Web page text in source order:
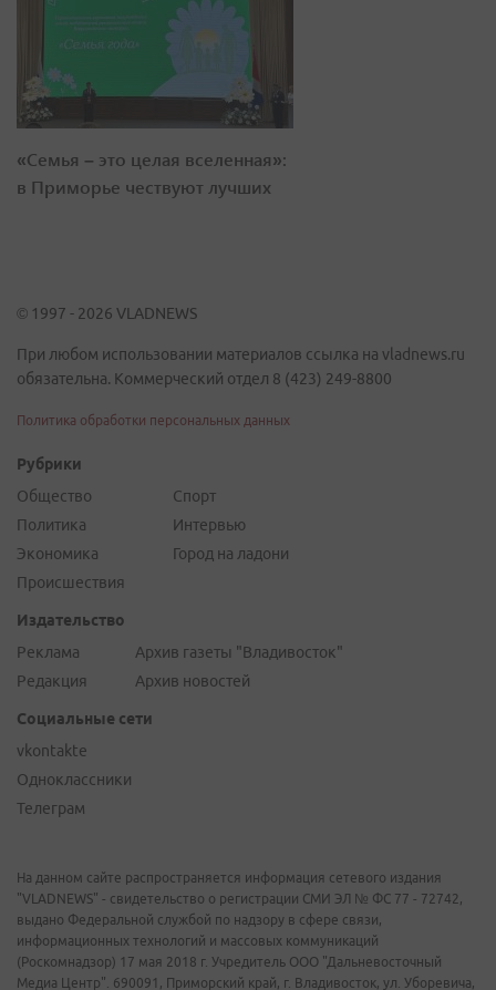
«Семья – это целая вселенная»:
в Приморье чествуют лучших
© 1997 - 2026 VLADNEWS
При любом использовании материалов ссылка на vladnews.ru
обязательна. Коммерческий отдел 8 (423) 249-8800
Политика обработки персональных данных
Рубрики
Общество
Политика
Экономика
Происшествия
Спорт
Интервью
Город на ладони
Издательство
Реклама
Редакция
Архив газеты "Владивосток"
Архив новостей
Социальные сети
vkontakte
Одноклассники
Телеграм
На данном сайте распространяется информация сетевого издания
"VLADNEWS" - свидетельство о регистрации СМИ ЭЛ № ФС 77 - 72742,
выдано Федеральной службой по надзору в сфере связи,
информационных технологий и массовых коммуникаций
(Роскомнадзор) 17 мая 2018 г. Учредитель ООО "Дальневосточный
Медиа Центр". 690091, Приморский край, г. Владивосток, ул. Уборевича,